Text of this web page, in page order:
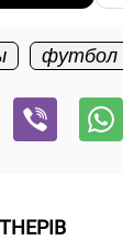
футбол